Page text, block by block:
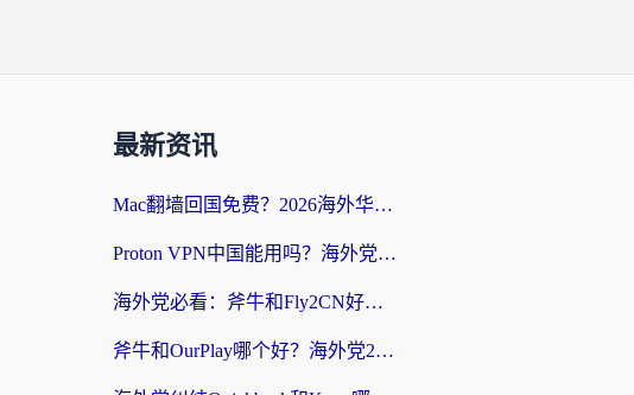
最新资讯
Mac翻墙回国免费？2026海外华人亲测：从CCTV5直播到国内APP，这样选加速器才靠谱
Proton VPN中国能用吗？海外党选回国加速器的避坑指南（附番茄加速器实测）
海外党必看：斧牛和Fly2CN好用吗？3招教你选对回国加速器（附免费试用攻略）
斧牛和OurPlay哪个好？海外党2026亲测：选对加速器，国内资源秒加载